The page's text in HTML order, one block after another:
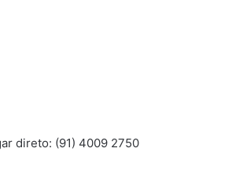
direto: (91) 4009 2750